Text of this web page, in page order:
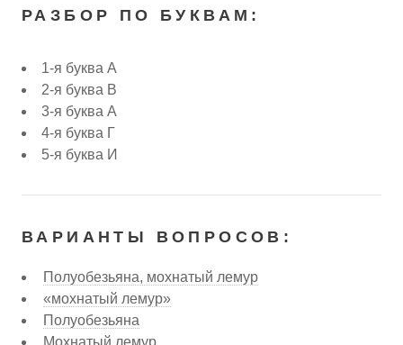
РАЗБОР ПО БУКВАМ:
1-я буква А
2-я буква В
3-я буква А
4-я буква Г
5-я буква И
ВАРИАНТЫ ВОПРОСОВ:
Полуобезьяна, мохнатый лемур
«мохнатый лемур»
Полуобезьяна
Мохнатый лемур